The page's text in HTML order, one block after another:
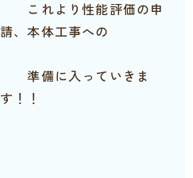
これより性能評価の申
請、本体工事への
準備に入っていきま
す！！